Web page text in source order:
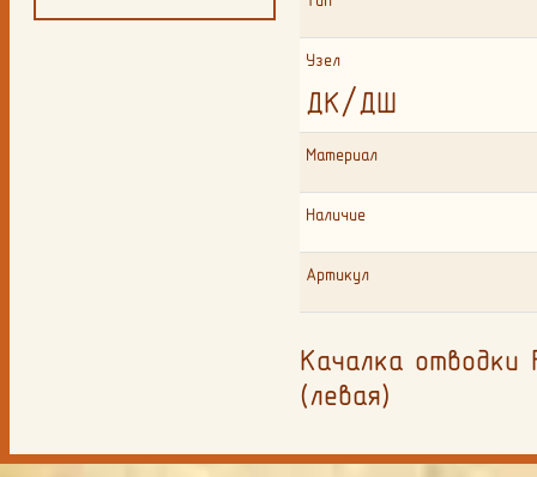
Узел
ДК/ДШ
Материал
Наличие
Артикул
Качалка отводки
(левая)